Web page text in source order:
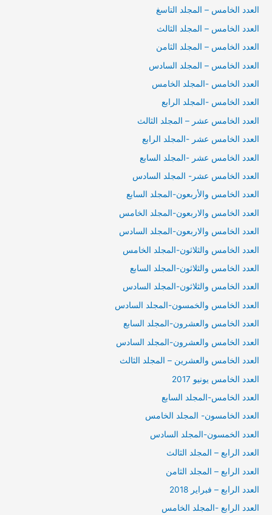
العدد الخامس – المجلد التاسغ
العدد الخامس – المجلد الثالث
العدد الخامس – المجلد الثامن
العدد الخامس – المجلد السادس
العدد الخامس -المجلد الخامس
العدد الخامس -المجلد الرابع
العدد الخامس عشر – المجلد الثالث
العدد الخامس عشر -المجلد الرابع
العدد الخامس عشر -المجلد السابع
العدد الخامس عشر- المجلد السادس
العدد الخامس والأربعون-المجلد السابع
العدد الخامس والاربعون-المجلد الخامس
العدد الخامس والاربعون-المجلد السادس
العدد الخامس والثلاثون-المجلد الخامس
العدد الخامس والثلاثون-المجلد السابع
العدد الخامس والثلاثون-المجلد السادس
العدد الخامس والخمسون-المجلد السادس
العدد الخامس والعشرون-المجلد السابع
العدد الخامس والعشرون-المجلد السادس
العدد الخامس والعشرين – المجلد الثالث
العدد الخامس يونيو 2017
العدد الخامس-المجلد السابع
العدد الخامسون- المجلد الخامس
العدد الخمسون-المجلد السادس
العدد الرابع – المجلد الثالث
العدد الرابع – المجلد الثامن
العدد الرابع – فبراير 2018
العدد الرابع -المجلد الخامس